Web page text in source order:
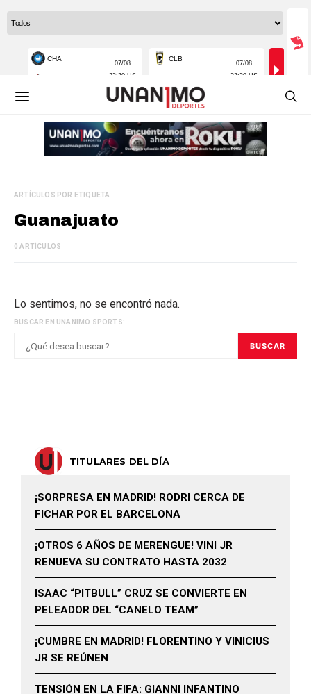
ARTÍCULOS POR ETIQUETA
Guanajuato
0 ARTÍCULOS
Lo sentimos, no se encontró nada.
BUSCAR EN UNANIMO SPORTS:
BUSCAR
TITULARES DEL DÍA
¡SORPRESA EN MADRID! RODRI CERCA DE
FICHAR POR EL BARCELONA
¡OTROS 6 AÑOS DE MERENGUE! VINI JR
RENUEVA SU CONTRATO HASTA 2032
ISAAC “PITBULL” CRUZ SE CONVIERTE EN
PELEADOR DEL “CANELO TEAM”
¡CUMBRE EN MADRID! FLORENTINO Y VINICIUS
JR SE REÚNEN
TENSIÓN EN LA FIFA: GIANNI INFANTINO